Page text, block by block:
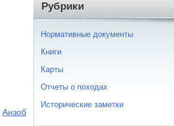
Анзоб
Рубрики
Нормативные документы
Книги
Карты
Отчеты о походах
Исторические заметки